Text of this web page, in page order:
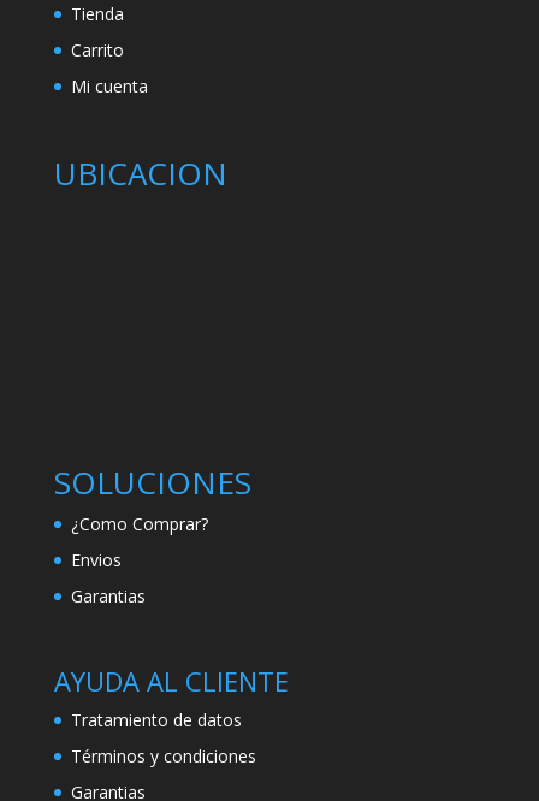
Tienda
Carrito
Mi cuenta
UBICACION
SOLUCIONES
¿Como Comprar?
Envios
Garantias
AYUDA AL CLIENTE
Tratamiento de datos
Términos y condiciones
Garantias